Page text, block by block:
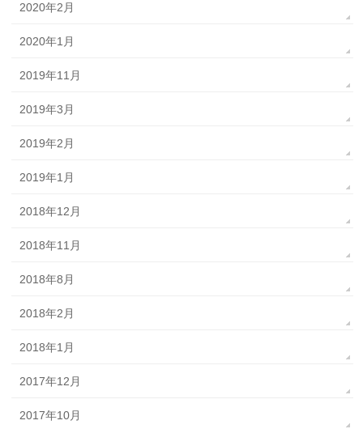
2020年2月
2020年1月
2019年11月
2019年3月
2019年2月
2019年1月
2018年12月
2018年11月
2018年8月
2018年2月
2018年1月
2017年12月
2017年10月